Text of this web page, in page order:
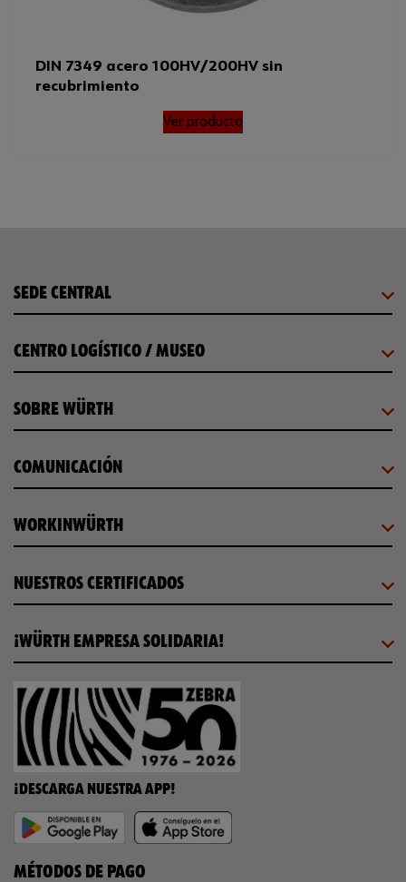
DIN 7349 acero 100HV/200HV sin
recubrimiento
Ver producto
SEDE CENTRAL
CENTRO LOGÍSTICO / MUSEO
SOBRE WÜRTH
COMUNICACIÓN
WORKINWÜRTH
NUESTROS CERTIFICADOS
¡WÜRTH EMPRESA SOLIDARIA!
¡DESCARGA NUESTRA APP!
MÉTODOS DE PAGO